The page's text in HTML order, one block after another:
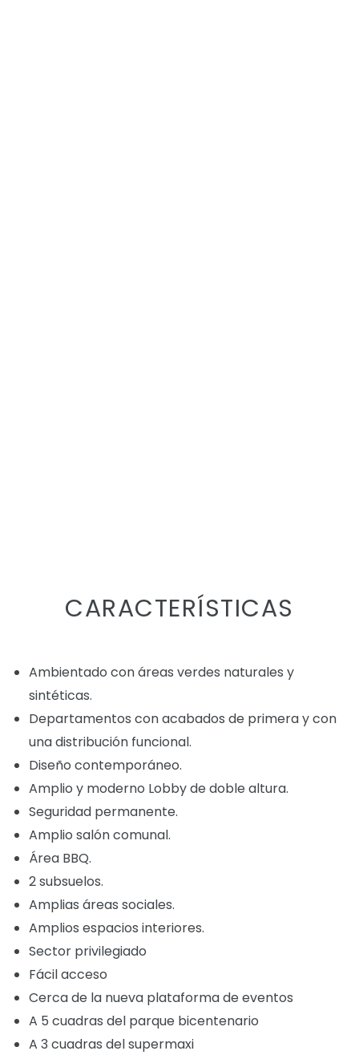
CARACTERÍSTICAS
Ambientado con áreas verdes naturales y
sintéticas.
Departamentos con acabados de primera y con
una distribución funcional.
Diseño contemporáneo.
Amplio y moderno Lobby de doble altura.
Seguridad permanente.
Amplio salón comunal.
Área BBQ.
2 subsuelos.
Amplias áreas sociales.
Amplios espacios interiores.
Sector privilegiado
Fácil acceso
Cerca de la nueva plataforma de eventos
A 5 cuadras del parque bicentenario
A 3 cuadras del supermaxi